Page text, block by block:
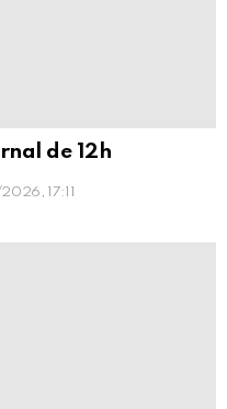
de 12h
17:11